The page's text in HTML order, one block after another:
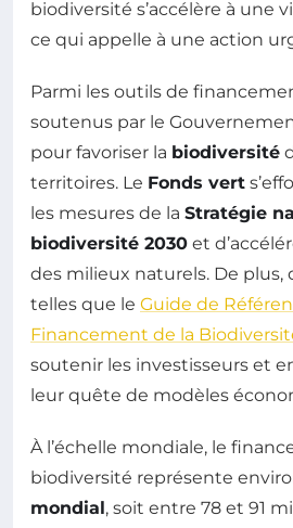
biodiversité s’accélère à une
ce qui appelle à une action
Parmi les outils de
soutenus par le
pour favoriser la biodiversité
territoires. Le Fonds vert
les mesures de la Stratégie
biodiversité 2030 et
des milieux naturels. De plus,
telles que le Guide de
Financement de la
soutenir les investisseurs et
leur quête de modèles
À l’échelle mondiale, le
biodiversité représente
mondial, soit entre 78 et 91